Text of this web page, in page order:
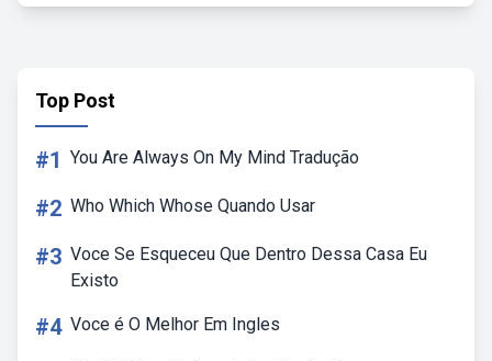
Top Post
#1 You Are Always On My Mind Tradução
#2 Who Which Whose Quando Usar
#3 Voce Se Esqueceu Que Dentro Dessa Casa Eu
Existo
#4 Voce é O Melhor Em Ingles